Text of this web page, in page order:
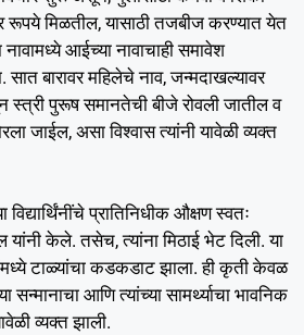
रूपये मिळतील, यासाठी तजबीज करण्यात येत
आईच्या नावाचाही समावेश
सात बारावर महिलेचे नाव, जन्मदाखल्यावर
पुरूष समानतेची बीजे रोवली जातील व
जाईल, असा विश्वास त्यांनी यावेळी व्यक्त
प्रातिनिधीक औक्षण स्वतः
केले. तसेच, त्यांना मिठाई भेट दिली. या
टाळ्यांचा कडकडाट झाला. ही कृती केवळ
आणि त्यांच्या सामर्थ्याचा भावनिक
व्यक्त झाली.